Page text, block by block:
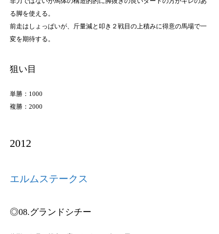
る脚を使える。
前走はしょっぱいが、斤量減と叩き２戦目の上積みに得意の馬場で一
変を期待する。
狙い目
単勝：1000
複勝：2000
2012
エルムステークス
◎08.グランドシチー